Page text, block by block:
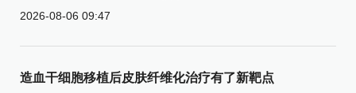
2026-08-06 09:47
造血干细胞移植后皮肤纤维化治疗有了新靶点